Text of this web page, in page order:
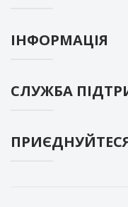
ІНФОРМАЦІЯ
СЛУЖБА